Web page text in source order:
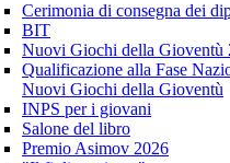
Cerimonia di consegna dei
BIT
Nuovi Giochi della Gioventù
Qualificazione alla Fase
Nuovi Giochi della Gioventù
INPS per i giovani
Salone del libro
Premio Asimov 2026